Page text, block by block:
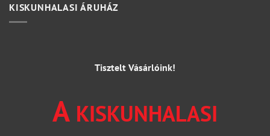
KISKUNHALASI ÁRUHÁZ
Tisztelt Vásárlóink!
A KISKUNHALASI